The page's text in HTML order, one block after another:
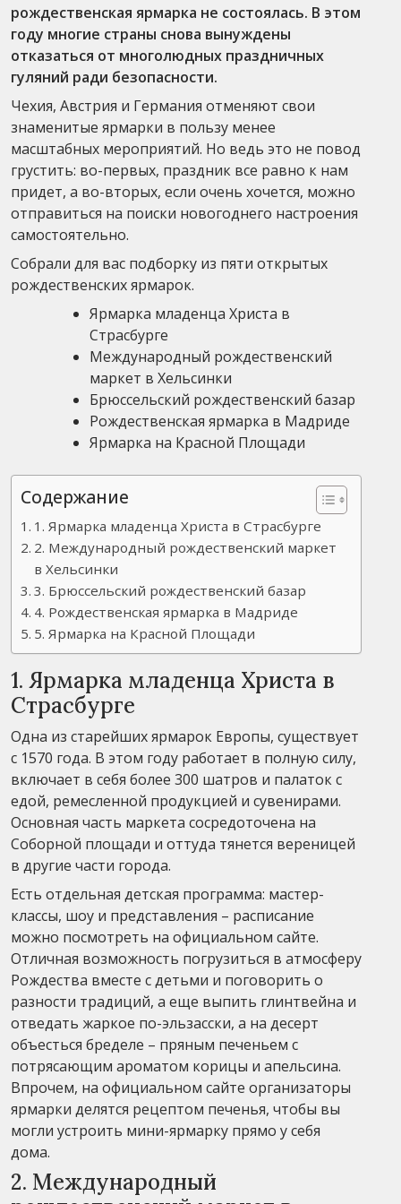
рождественская ярмарка не состоялась. В этом
году многие страны снова вынуждены
отказаться от многолюдных праздничных
гуляний ради безопасности.
Чехия, Австрия и Германия отменяют свои
знаменитые ярмарки в пользу менее
масштабных мероприятий. Но ведь это не повод
грустить: во-первых, праздник все равно к нам
придет, а во-вторых, если очень хочется, можно
отправиться на поиски новогоднего настроения
самостоятельно.
Собрали для вас подборку из пяти открытых
рождественских ярмарок.
Ярмарка младенца Христа в
Страсбурге
Международный рождественский
маркет в Хельсинки
Брюссельский рождественский базар
Рождественская ярмарка в Мадриде
Ярмарка на Красной Площади
Содержание
1. Ярмарка младенца Христа в Страсбурге
2. Международный рождественский маркет
в Хельсинки
3. Брюссельский рождественский базар
4. Рождественская ярмарка в Мадриде
5. Ярмарка на Красной Площади
1. Ярмарка младенца Христа в
Страсбурге
Одна из старейших ярмарок Европы, существует
с 1570 года. В этом году работает в полную силу,
включает в себя более 300 шатров и палаток с
едой, ремесленной продукцией и сувенирами.
Основная часть маркета сосредоточена на
Соборной площади и оттуда тянется вереницей
в другие части города.
Есть отдельная детская программа: мастер-
классы, шоу и представления – расписание
можно посмотреть на официальном сайте.
Отличная возможность погрузиться в атмосферу
Рождества вместе с детьми и поговорить о
разности традиций, а еще выпить глинтвейна и
отведать жаркое по-эльзасски, а на десерт
объесться бределе – пряным печеньем с
потрясающим ароматом корицы и апельсина.
Впрочем, на официальном сайте организаторы
ярмарки делятся рецептом печенья, чтобы вы
могли устроить мини-ярмарку прямо у себя
дома.
2. Международный